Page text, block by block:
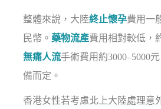
整體來說，大陸終止懷孕費用一
民幣。 藥物流產費用相對較低，
無痛人流手術費用約3000–5000
備而定。
香港女性若考慮北上大陸處理意